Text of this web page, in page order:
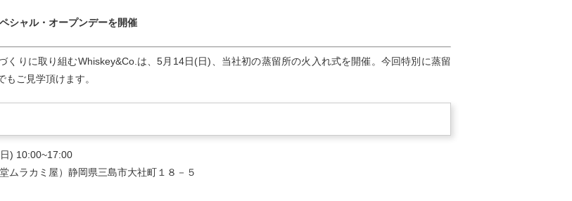
シャル・オープンデーを開催
くりに取り組むWhiskey&Co.は、5月14日(日)、当社初の蒸留所の火入れ式を開催。今回特別に蒸留
ご見学頂けます。
) 10:00~17:00
ムラカミ屋）静岡県三島市大社町１８－５